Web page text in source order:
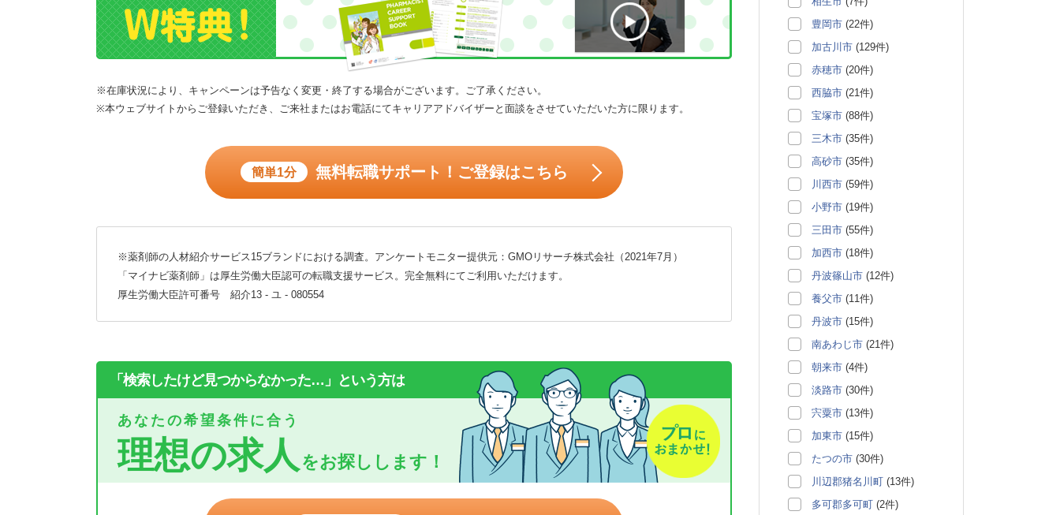
※在庫状況により、キャンペーンは予告なく変更・終了する場合がございます。ご了承ください。
※本ウェブサイトからご登録いただき、ご来社またはお電話にてキャリアアドバイザーと面談をさせていただいた方に限ります。
簡単1分 無料転職サポート！ご登録はこちら
※薬剤師の人材紹介サービス15ブランドにおける調査。アンケートモニター提供元：GMOリサーチ株式会社（2021年7月）
「マイナビ薬剤師」は厚生労働大臣認可の転職支援サービス。完全無料にてご利用いただけます。
厚生労働大臣許可番号 紹介13 - ユ - 080554
「検索したけど見つからなかった…」という方は
あなたの希望条件に合う
理想の求人をお探しします！
豊岡市 (22件)
加古川市 (129件)
赤穂市 (20件)
西脇市 (21件)
宝塚市 (88件)
三木市 (35件)
高砂市 (35件)
川西市 (59件)
小野市 (19件)
三田市 (55件)
加西市 (18件)
丹波篠山市 (12件)
養父市 (11件)
丹波市 (15件)
南あわじ市 (21件)
朝来市 (4件)
淡路市 (30件)
宍粟市 (13件)
加東市 (15件)
たつの市 (30件)
川辺郡猪名川町 (13件)
多可郡多可町 (2件)